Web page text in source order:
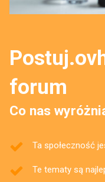
forum
Co nas
Ta społeczność
Te tematy są